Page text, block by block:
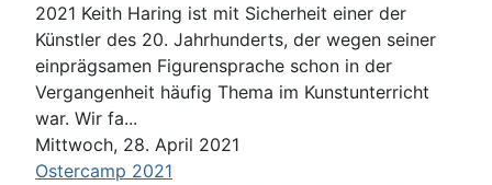
2021 Keith Haring ist mit Sicherheit einer der
Künstler des 20. Jahrhunderts, der wegen seiner
einprägsamen Figurensprache schon in der
Vergangenheit häufig Thema im Kunstunterricht
war. Wir fa...
Mittwoch, 28. April 2021
Ostercamp 2021